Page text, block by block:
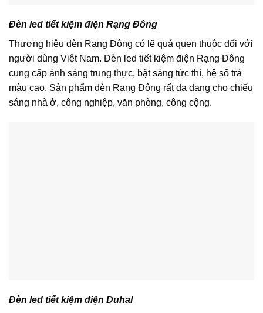
Đèn led tiết kiệm điện Rạng Đông
Thương hiệu đèn Rạng Đông có lẽ quá quen thuộc đối với
người dùng Việt Nam. Đèn led tiết kiệm điện Rạng Đông
cung cấp ánh sáng trung thực, bật sáng tức thì, hệ số trả
màu cao. Sản phẩm đèn Rạng Đông rất đa dạng cho chiếu
sáng nhà ở, công nghiệp, văn phòng, công cộng.
Đèn led tiết kiệm điện Duhal